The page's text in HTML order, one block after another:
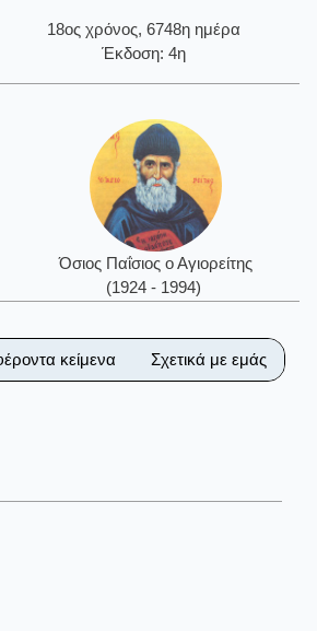
18ος χρόνος, 6748η ημέρα
Έκδοση: 4η
Όσιος Παΐσιος ο Αγιορείτης
(1924 - 1994)
κείμενα Σχετικά με εμάς